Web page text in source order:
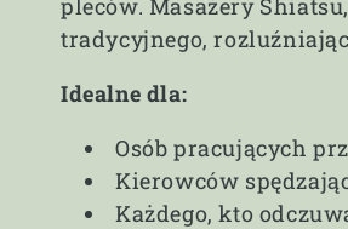
tradycyjnego,
Idealne dla:
Osób pracujących
Kierowców
Każdego, kto